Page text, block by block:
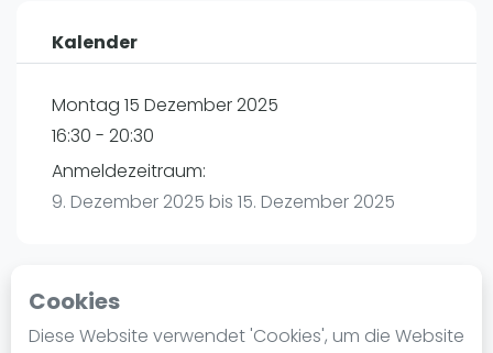
Cookies
Diese Website verwendet 'Cookies', um die Website
International
Ranking
Männer
Frauen
Blog
Kalender
Montag 15 Dezember 2025
16:30 - 20:30
Anmeldezeitraum:
9. Dezember 2025 bis 15. Dezember 2025
Playtomic